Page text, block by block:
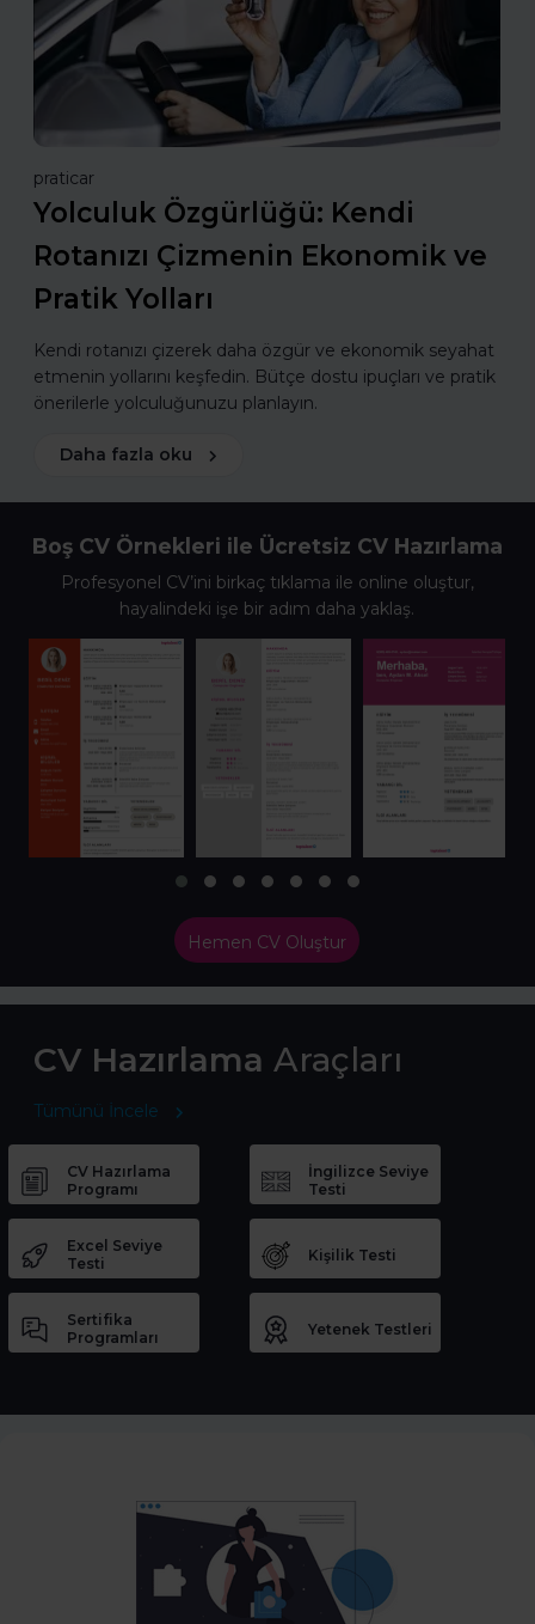
praticar
Yolculuk Özgürlüğü: Kendi
Rotanızı Çizmenin Ekonomik ve
Pratik Yolları
Kendi rotanızı çizerek daha özgür ve ekonomik seyahat
etmenin yollarını keşfedin. Bütçe dostu ipuçları ve pratik
önerilerle yolculuğunuzu planlayın.
Daha fazla oku
Boş CV Örnekleri ile Ücretsiz CV Hazırlama
Profesyonel CV’ini birkaç tıklama ile online oluştur,
hayalindeki işe bir adım daha yaklaş.
Hemen CV Oluştur
CV Hazırlama Araçları
Tümünü İncele
CV Hazırlama
Programı
İngilizce Seviye
Testi
Excel Seviye
Testi
Kişilik Testi
Sertifika
Programları
Yetenek Testleri